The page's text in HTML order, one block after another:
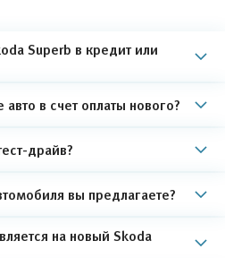
Superb в кредит или
в счет оплаты нового?
драйв?
вы предлагаете?
на новый Skoda